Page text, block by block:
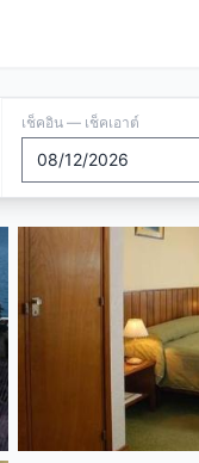
เช็คอิน — เช็คเอาต์